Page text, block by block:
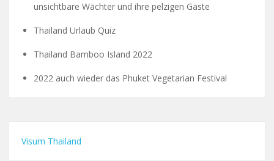
unsichtbare Wächter und ihre pelzigen Gäste
Thailand Urlaub Quiz
Thailand Bamboo Island 2022
2022 auch wieder das Phuket Vegetarian Festival
Visum Thailand